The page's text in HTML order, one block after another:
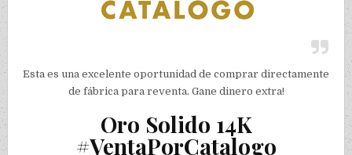
Esta es una excelente oportunidad de comprar directamente
de fábrica para reventa. Gane dinero extra!
Oro Solido 14K
#VentaPorCatalogo